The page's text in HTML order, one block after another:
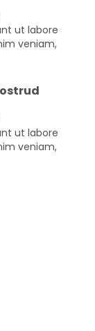
ut labore
veniam,
ut labore
veniam,